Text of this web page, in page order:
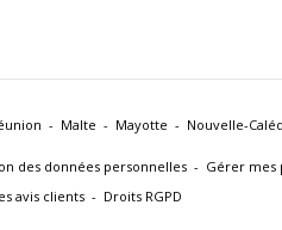
Malte Mayotte Nouvelle-
des données personnelles Gérer mes
avis clients
Droits RGPD